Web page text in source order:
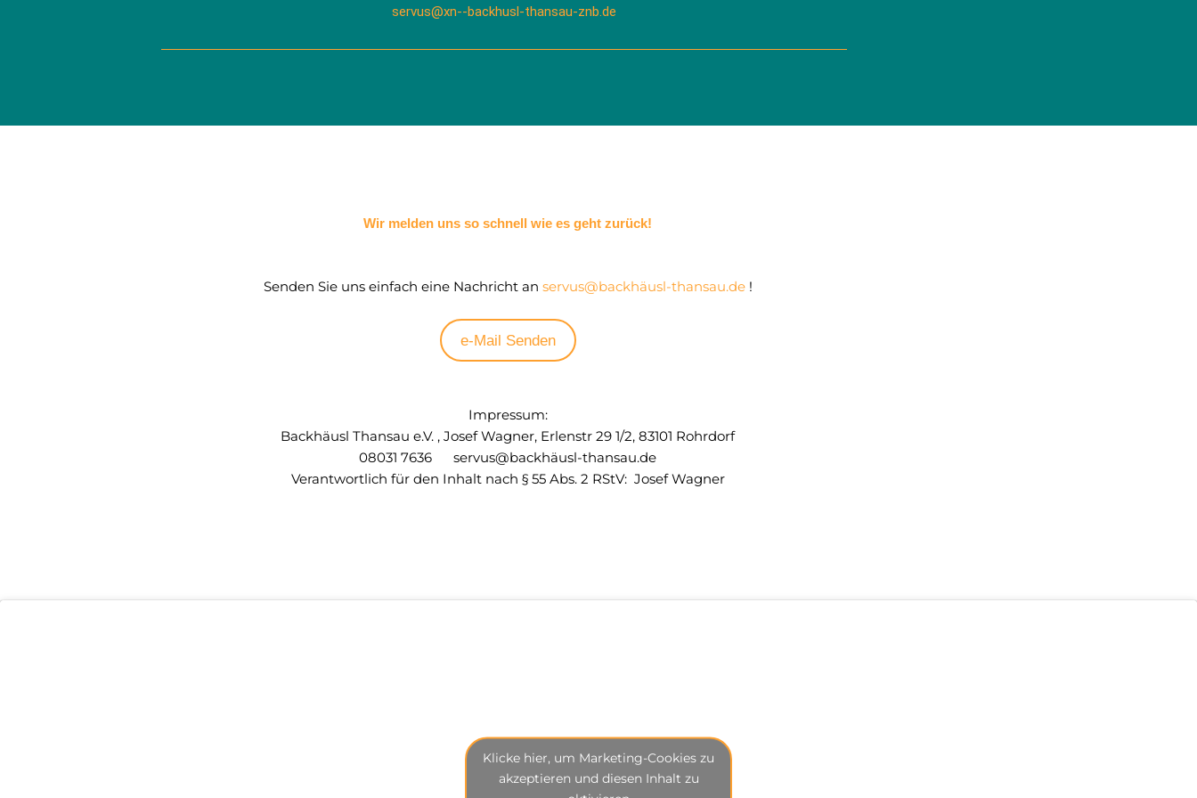
servus@xn--backhusl-thansau-znb.de
Wir melden uns so schnell wie es geht zurück!
Senden Sie uns einfach eine Nachricht an servus@backhäusl-thansau.de!
e-Mail Senden
Impressum:
Backhäusl Thansau e.V. , Josef Wagner, Erlenstr 29 1/2, 83101 Rohrdorf
08031 7636 servus@backhäusl-thansau.de
Verantwortlich für den Inhalt nach § 55 Abs. 2 RStV: Josef Wagner
Klicke hier, um Marketing-Cookies zu
akzeptieren und diesen Inhalt zu